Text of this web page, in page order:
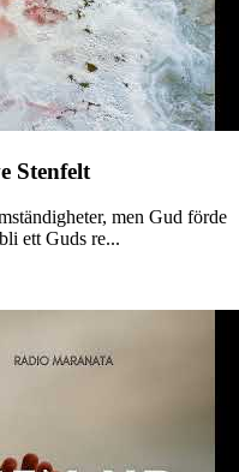
Stenfelt
men Gud förde
ett Guds re...